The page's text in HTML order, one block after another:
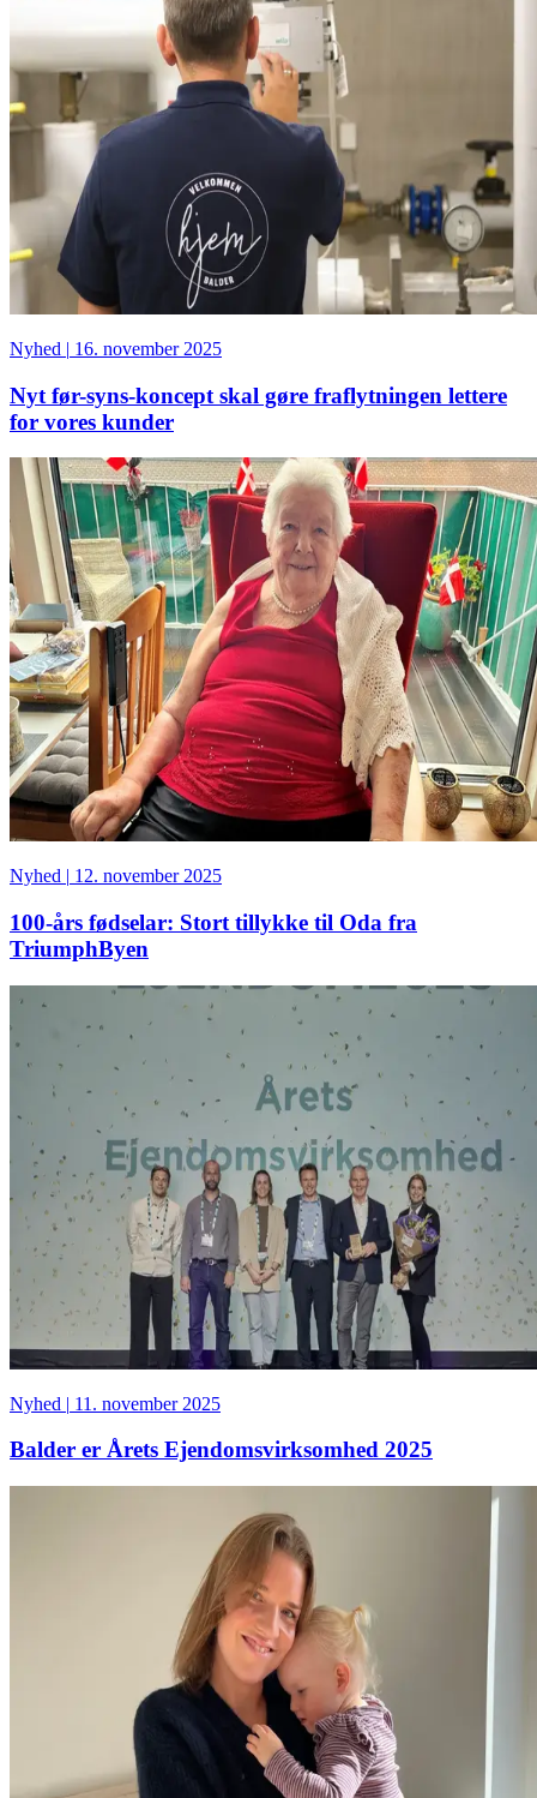
Nyhed | 16. november 2025
Nyt før-syns-koncept skal gøre fraflytningen lettere
for vores kunder
Nyhed | 12. november 2025
100-års fødselar: Stort tillykke til Oda fra
TriumphByen
Nyhed | 11. november 2025
Balder er Årets Ejendomsvirksomhed 2025